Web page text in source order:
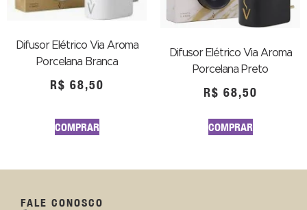
Difusor Elétrico Via Aroma
Porcelana Branca
R$ 68,50
COMPRAR
Difusor Elétrico Via Aroma
Porcelana Preto
R$ 68,50
COMPRAR
FALE CONOSCO